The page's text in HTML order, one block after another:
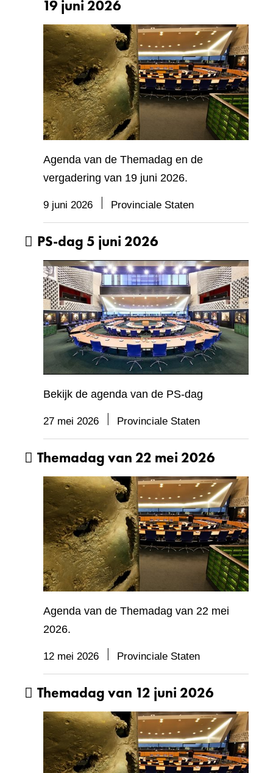
19 juni 2026
Agenda van de Themadag en de
vergadering van 19 juni 2026.
9 juni 2026 Provinciale Staten
PS-dag 5 juni 2026
Bekijk de agenda van de PS-dag
27 mei 2026 Provinciale Staten
Themadag van 22 mei 2026
Agenda van de Themadag van 22 mei
2026.
12 mei 2026 Provinciale Staten
Themadag van 12 juni 2026